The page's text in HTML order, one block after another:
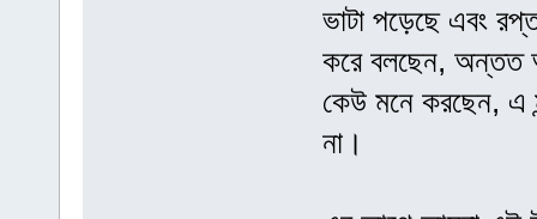
ভাটা পড়েছে এবং
করে বলছেন, অন্তত
কেউ মনে করছেন, এ
না।